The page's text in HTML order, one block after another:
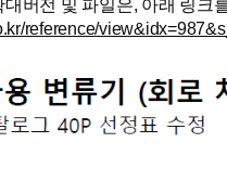
버전 및 파일은, 아래 링크
reference/